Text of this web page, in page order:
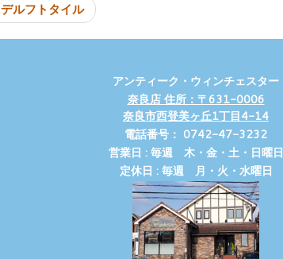
デルフトタイル
アンティーク・ウィンチェスター
奈良店 住所：〒631-0006
奈良市西登美ヶ丘1丁目4-14
電話番号： 0742-47-3232
営業日 : 毎週 木・金・土・日曜日
定休日 : 毎週 月・火・水曜日